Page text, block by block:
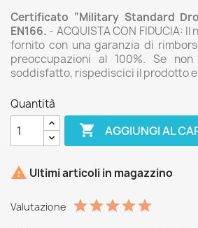
Certificato “Military Standard
EN166. - ACQUISTA CON FIDUCIA:
fornito con una garanzia di
preoccupazioni al 100%. Se
soddisfatto, rispediscici il prodotto
Quantità
 AGGIUNGI AL
 Ultimi articoli in magazzino
Valutazione